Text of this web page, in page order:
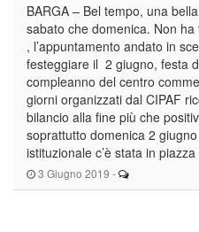
3 Giugno 2019 -
BARGA – Bel tempo, una
sabato che domenica. Non
, l’appuntamento andato in
festeggiare il 2 giugno, festa
compleanno del centro
giorni organizzati dal CIPAF
bilancio alla fine più che
soprattutto domenica 2
istituzionale c’è stata in